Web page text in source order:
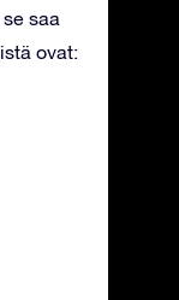
saa
ovat: